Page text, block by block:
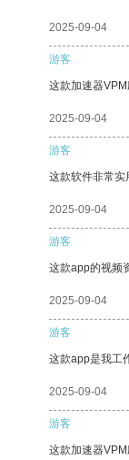
2025-09-04
游客
这款加速器
2025-09-04
游客
这款软件非常实
2025-09-04
游客
这款app的视频
2025-09-04
游客
这款app是我工
2025-09-04
游客
这款加速器